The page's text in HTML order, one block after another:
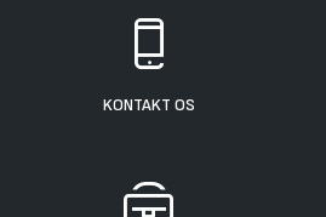
KONTAKT OS